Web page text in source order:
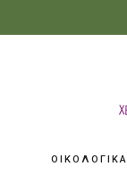
ΟΙΚΟΛΟΓΙΚΑ